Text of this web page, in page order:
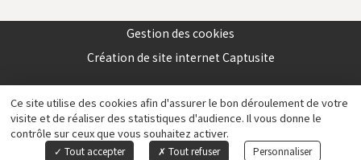
Gestion des cookies
Création de site internet Captusite
Ce site utilise des cookies afin d'assurer le bon déroulement de votre
visite et de réaliser des statistiques d'audience. Il vous donne le
contrôle sur ceux que vous souhaitez activer.
Tout accepter Tout refuser Personnaliser